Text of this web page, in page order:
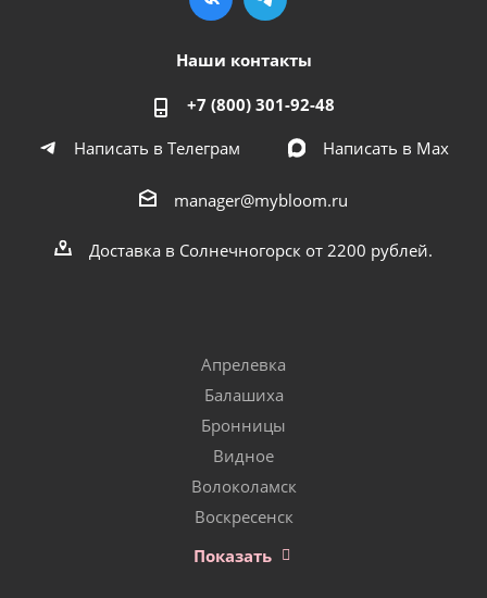
Наши контакты
+7 (800) 301-92-48
Написать в Телеграм
Написать в Мах
manager@mybloom.ru
Доставка в Солнечногорск от 2200 рублей.
Апрелевка
Балашиха
Бронницы
Видное
Волоколамск
Воскресенск
Показать